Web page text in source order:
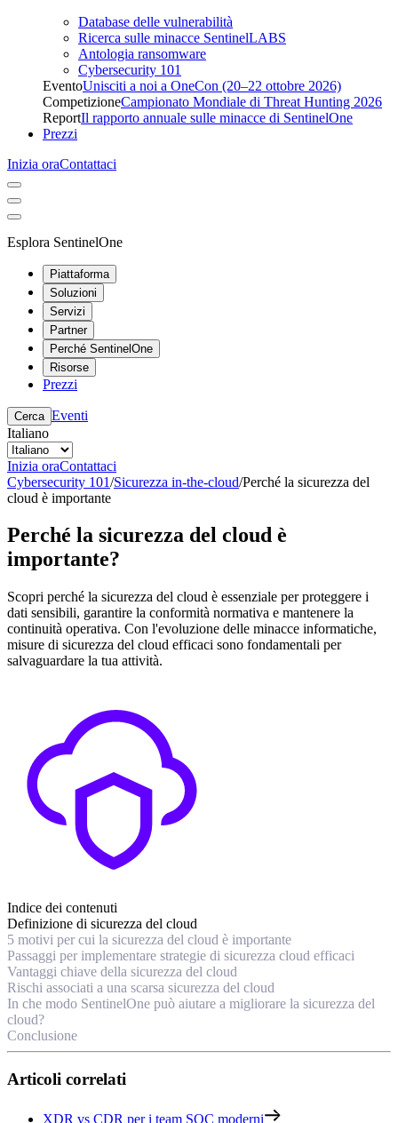
Database delle vulnerabilità
Ricerca sulle minacce SentinelLABS
Antologia ransomware
Cybersecurity 101
EventoUnisciti a noi a OneCon (20–22 ottobre 2026)
CompetizioneCampionato Mondiale di Threat Hunting 2026
ReportIl rapporto annuale sulle minacce di SentinelOne
Prezzi
Inizia oraContattaci
Esplora SentinelOne
Piattaforma
Soluzioni
Servizi
Partner
Perché SentinelOne
Risorse
Prezzi
Cerca Eventi
Italiano
Inizia oraContattaci
Cybersecurity 101/Sicurezza in-the-cloud/Perché la sicurezza del
cloud è importante
Perché la sicurezza del cloud è
importante?
Scopri perché la sicurezza del cloud è essenziale per proteggere i
dati sensibili, garantire la conformità normativa e mantenere la
continuità operativa. Con l'evoluzione delle minacce informatiche,
misure di sicurezza del cloud efficaci sono fondamentali per
salvaguardare la tua attività.
Indice dei contenuti
Definizione di sicurezza del cloud
5 motivi per cui la sicurezza del cloud è importante
Passaggi per implementare strategie di sicurezza cloud efficaci
Vantaggi chiave della sicurezza del cloud
Rischi associati a una scarsa sicurezza del cloud
In che modo SentinelOne può aiutare a migliorare la sicurezza del
cloud?
Conclusione
Articoli correlati
XDR vs CDR per i team SOC moderni